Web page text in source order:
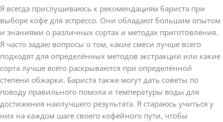
Я всегда прислушиваюсь к рекомендациям бариста при
выборе кофе для эспрессо. Они обладают большим опытом
и знаниями о различных сортах и методах приготовления.
Я часто задаю вопросы о том, какие смеси лучше всего
подходят для определённых методов экстракции или какие
сорта лучше всего раскрываются при определённой
степени обжарки. Бариста также могут дать советы по
поводу правильного помола и температуры воды для
достижения наилучшего результата. Я стараюсь учиться у
них на каждом шаге своего кофейного пути, чтобы